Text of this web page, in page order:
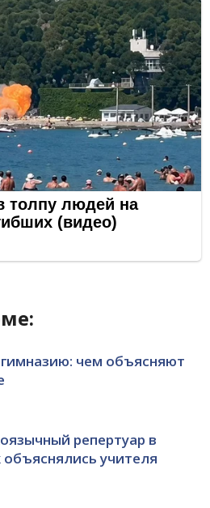
чем объясняют
репертуар в
учителя